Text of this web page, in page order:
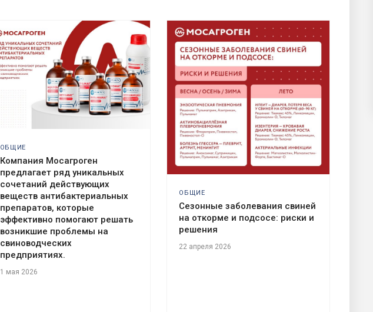
ОБЩИЕ
Компания Мосагроген
предлагает ряд уникальных
сочетаний действующих
веществ антибактериальных
препаратов, которые
эффективно помогают решать
возникшие проблемы на
свиноводческих
предприятиях.
1 мая 2026
ОБЩИЕ
Сезонные заболевания свиней
на откорме и подсосе: риски и
решения
22 апреля 2026